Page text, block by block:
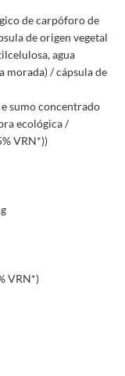
de carpóforo de
de origen vegetal
agua
morada) / cápsula de
sumo concentrado
ecológica /
VRN*))
VRN*)